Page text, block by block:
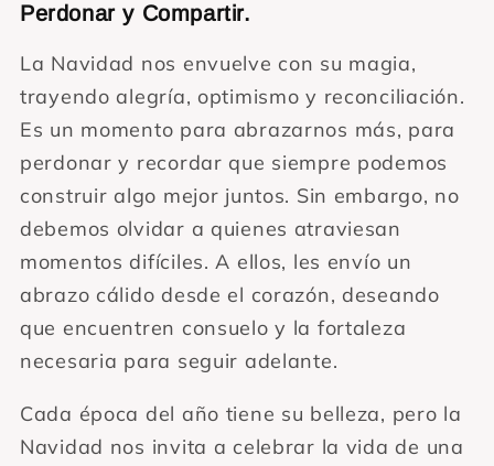
Perdonar y Compartir.
La Navidad nos envuelve con su magia,
trayendo alegría, optimismo y reconciliación.
Es un momento para abrazarnos más, para
perdonar y recordar que siempre podemos
construir algo mejor juntos. Sin embargo, no
debemos olvidar a quienes atraviesan
momentos difíciles. A ellos, les envío un
abrazo cálido desde el corazón, deseando
que encuentren consuelo y la fortaleza
necesaria para seguir adelante.
Cada época del año tiene su belleza, pero la
Navidad nos invita a celebrar la vida de una